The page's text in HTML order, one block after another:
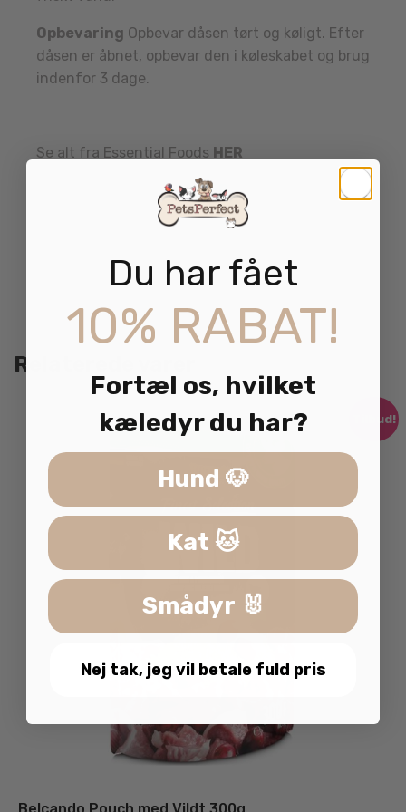
Opbevaring Opbevar dåsen tørt og køligt. Efter
dåsen er åbnet, opbevar den i køleskabet og brug
indenfor 3 dage.
Se alt fra Essential Foods HER
Se mere om vores butikHER
Relaterede varer
Tilbud!
Du har fået
10% RABAT!
Fortæl os, hvilket
kæledyr du har?
Hund 🐶
Kat 🐱
Smådyr 🐰
Nej tak, jeg vil betale fuld pris